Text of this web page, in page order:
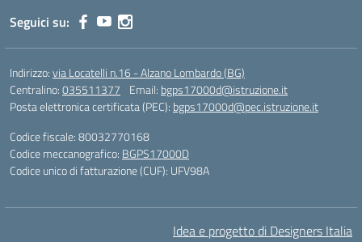
Seguici su:
Indirizzo:via Locatelli n.16 - Alzano Lombardo (BG)
Centralino:035511377 Email: bgps17000d@istruzione.it
Posta elettronica certificata (PEC): bgps17000d@pec.istruzione.it
Codice fiscale: 80032770168
Codice meccanografico: BGPS17000D
Codice unico di fatturazione (CUF): UFV98A
Idea e progetto di Designers Italia